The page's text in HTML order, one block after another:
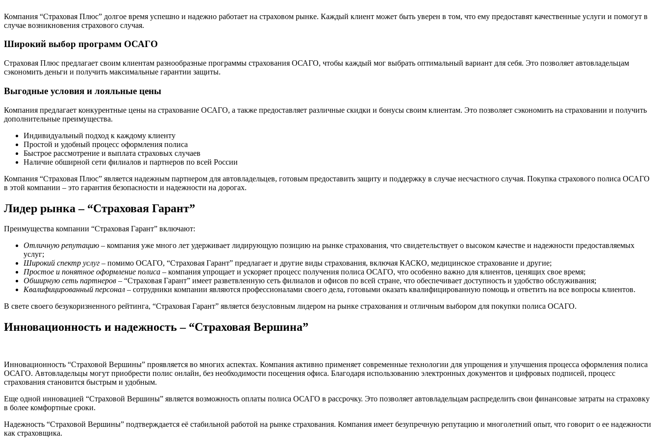
Компания “Страховая Плюс” долгое время успешно и надежно работает на страховом рынке. Каждый клиент может быть уверен в том, что ему предоставят качественные услуги и помогут в
случае возникновения страхового случая.
Широкий выбор программ ОСАГО
Страховая Плюс предлагает своим клиентам разнообразные программы страхования ОСАГО, чтобы каждый мог выбрать оптимальный вариант для себя. Это позволяет автовладельцам
сэкономить деньги и получить максимальные гарантии защиты.
Выгодные условия и лояльные цены
Компания предлагает конкурентные цены на страхование ОСАГО, а также предоставляет различные скидки и бонусы своим клиентам. Это позволяет сэкономить на страховании и получить
дополнительные преимущества.
Индивидуальный подход к каждому клиенту
Простой и удобный процесс оформления полиса
Быстрое рассмотрение и выплата страховых случаев
Наличие обширной сети филиалов и партнеров по всей России
Компания “Страховая Плюс” является надежным партнером для автовладельцев, готовым предоставить защиту и поддержку в случае несчастного случая. Покупка страхового полиса ОСАГО
в этой компании – это гарантия безопасности и надежности на дорогах.
Лидер рынка – “Страховая Гарант”
Преимущества компании “Страховая Гарант” включают:
Отличную репутацию – компания уже много лет удерживает лидирующую позицию на рынке страхования, что свидетельствует о высоком качестве и надежности предоставляемых
услуг;
Широкий спектр услуг – помимо ОСАГО, “Страховая Гарант” предлагает и другие виды страхования, включая КАСКО, медицинское страхование и другие;
Простое и понятное оформление полиса – компания упрощает и ускоряет процесс получения полиса ОСАГО, что особенно важно для клиентов, ценящих свое время;
Обширную сеть партнеров – “Страховая Гарант” имеет разветвленную сеть филиалов и офисов по всей стране, что обеспечивает доступность и удобство обслуживания;
Квалифицированный персонал – сотрудники компании являются профессионалами своего дела, готовыми оказать квалифицированную помощь и ответить на все вопросы клиентов.
В свете своего безукоризненного рейтинга, “Страховая Гарант” является безусловным лидером на рынке страхования и отличным выбором для покупки полиса ОСАГО.
Инновационность и надежность – “Страховая Вершина”
Инновационность “Страховой Вершины” проявляется во многих аспектах. Компания активно применяет современные технологии для упрощения и улучшения процесса оформления полиса
ОСАГО. Автовладельцы могут приобрести полис онлайн, без необходимости посещения офиса. Благодаря использованию электронных документов и цифровых подписей, процесс
страхования становится быстрым и удобным.
Еще одной инновацией “Страховой Вершины” является возможность оплаты полиса ОСАГО в рассрочку. Это позволяет автовладельцам распределить свои финансовые затраты на страховку
в более комфортные сроки.
Надежность “Страховой Вершины” подтверждается её стабильной работой на рынке страхования. Компания имеет безупречную репутацию и многолетний опыт, что говорит о ее надежности
как страховщика.